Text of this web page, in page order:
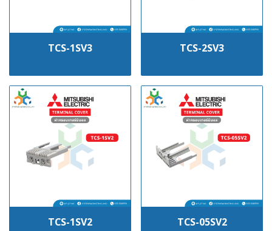
TCS-1SV3 TCS-2SV3
TCS-1SV2 TCS-05SV2